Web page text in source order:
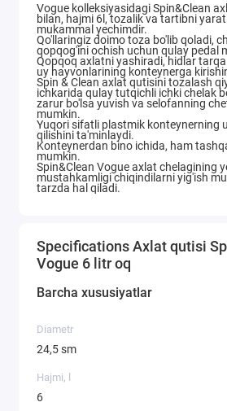
Vogue kolleksiyasidagi Spin&Clean
bilan, hajmi 6l, tozalik va tartibni
mukammal yechimdir.
Qo'llaringiz doimo toza bo'lib qoladi,
qopqog'ini ochish uchun qulay pedal
Qopqoq axlatni yashiradi, hidlar
uy hayvonlarining konteynerga
Spin & Clean axlat qutisini tozalash
ichkarida qulay tutqichli ichki chelak
zarur bo'lsa yuvish va selofanning
mumkin.
Yuqori sifatli plastmik konteynerning
qilishini ta'minlaydi.
Konteynerdan bino ichida, ham
mumkin.
Spin&Clean Vogue axlat chelagining
mustahkamligi chiqindilarni yig'ish
tarzda hal qiladi.
Specifications Axlat qutisi
Vogue 6 litr oq
Barcha xususiyatlar
Diametr
24,5 sm
Hajmi, l
6